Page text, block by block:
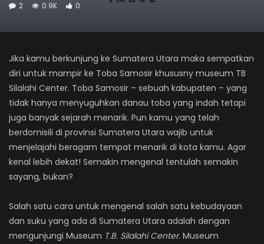
2 0.9K 0
Jika kamu berkunjung ke Sumatera Utara maka sempatkan
diri untuk mampir ke Toba Samosir khususny museum TB
Silalahi Center. Toba Samosir – sebuah kabupaten – yang
tidak hanya menyuguhkan danau toba yang indah tetapi
juga banyak sejarah menarik. Pun kamu yang telah
berdomisili di provinsi Sumatera Utara wajib untuk
menjelajahi beragam tempat menarik di kota kamu. Agar
kenal lebih dekat! Semakin mengenal tentulah semakin
sayang, bukan?
Salah satu cara untuk mengenal salah satu kebudayaan
dan suku yang ada di Sumatera Utara adalah dengan
mengunjungi Museum T.B. Silalahi Center. Museum